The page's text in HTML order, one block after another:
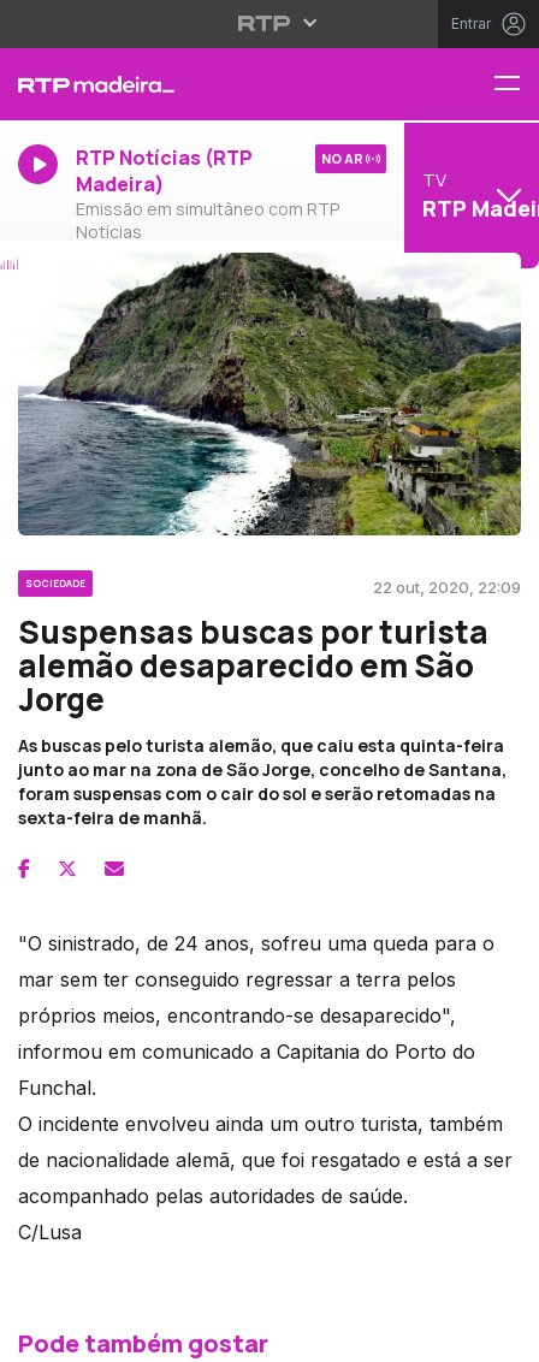
Entrar
RTP Notícias (RTP
Madeira)
Emissão em simultâneo com RTP
Notícias
NO AR
TV
RTP
SOCIEDADE 22 out, 2020, 22:09
Suspensas buscas por turista
alemão desaparecido em São
Jorge
As buscas pelo turista alemão, que caiu esta quinta-feira
junto ao mar na zona de São Jorge, concelho de Santana,
foram suspensas com o cair do sol e serão retomadas na
sexta-feira de manhã.
"O sinistrado, de 24 anos, sofreu uma queda para o
mar sem ter conseguido regressar a terra pelos
próprios meios, encontrando-se desaparecido",
informou em comunicado a Capitania do Porto do
Funchal.
O incidente envolveu ainda um outro turista, também
de nacionalidade alemã, que foi resgatado e está a ser
acompanhado pelas autoridades de saúde.
C/Lusa
Pode também gostar